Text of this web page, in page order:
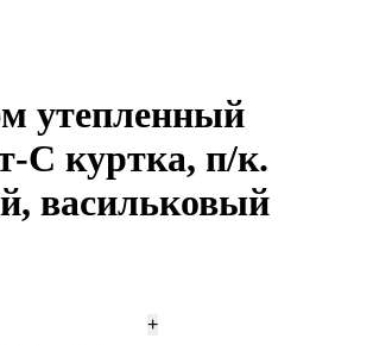
утепленный
С куртка, п/к.
васильковый